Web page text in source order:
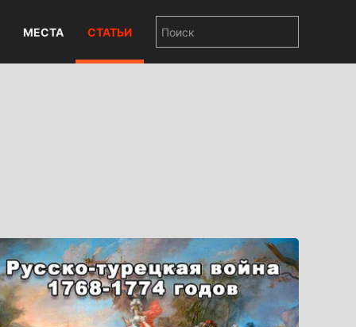
МЕСТА СТАТЬИ